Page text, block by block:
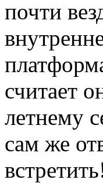
почти
считает
летнему
сам же